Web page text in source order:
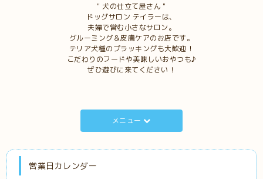
＂犬の仕立て屋さん＂
ドッグサロン テイラーは、
夫婦で営む小さなサロン。
グルーミング＆皮膚ケアのお店です。
テリア犬種のプラッキングも大歓迎！
こだわりのフードや美味しいおやつも♪
ぜひ遊びに来てください！
メニュー
営業日カレンダー